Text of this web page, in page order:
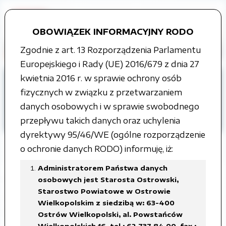
OBOWIĄZEK INFORMACYJNY RODO
Zgodnie z art. 13 Rozporządzenia Parlamentu
Europejskiego i Rady (UE) 2016/679 z dnia 27
kwietnia 2016 r. w sprawie ochrony osób
fizycznych w związku z przetwarzaniem
danych osobowych i w sprawie swobodnego
przepływu takich danych oraz uchylenia
dyrektywy 95/46/WE (ogólne rozporządzenie
o ochronie danych RODO) informuję, iż:
Administratorem Państwa danych
osobowych jest Starosta Ostrowski,
Starostwo Powiatowe w Ostrowie
Wielkopolskim z siedzibą w: 63-400
Ostrów Wielkopolski, al. Powstańców
Strona główna
Organy władzy publicznej
Rada Powiatu
Interpelacje i zapytania
VII kadencja
Interpelacja radnego Łukasza
Marciniaka w sprawie poprawy
bezpieczenstwa w rejonie szkoły